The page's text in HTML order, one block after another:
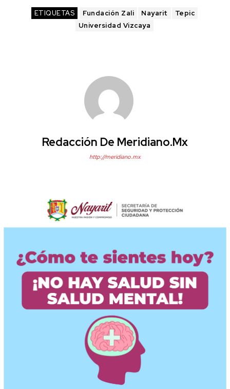
ETIQUETAS Fundación Zali Nayarit
Tepic
Universidad Vizcaya
Redacción De Meridiano.mx
http://meridiano.mx